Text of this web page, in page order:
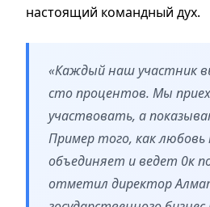
настоящий командный дух.
«Каждый наш участник
сто процентов. Мы
участвовать, а
Пример того, как любовь
объединяет и ведет 0к
отметил директор